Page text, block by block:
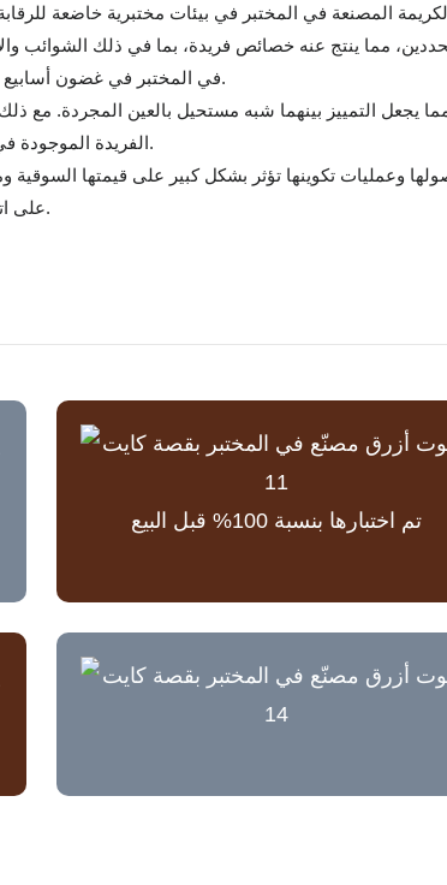
مما ينتج عنه خصائص فريدة، بما في ذلك الشوائب
في المختبر في غضون أسابيع قليلة، وغالبًا ما ينتج عنها أحجار ذات عيوب أقل وجودة ثابتة.
يجعل التمييز بينهما شبه مستحيل بالعين المجردة. مع
الفريدة الموجودة في الأحجار الطبيعية، والتي قد تكون مهمة لهواة جمع الأحجار.
وعمليات تكوينها تؤثر بشكل كبير على قيمتها السوقية
على اتخاذ خيارات مدروسة بناءً على تفضيلاتهم وقيمهم الشخصية.
تم اختبارها بنسبة 100% قبل البيع